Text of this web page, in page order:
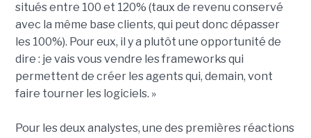
situés entre 100 et 120% (taux de revenu conservé
avec la même base clients, qui peut donc dépasser
les 100%). Pour eux, il y a plutôt une opportunité de
dire : je vais vous vendre les frameworks qui
permettent de créer les agents qui, demain, vont
faire tourner les logiciels. »
Pour les deux analystes, une des premières réactions